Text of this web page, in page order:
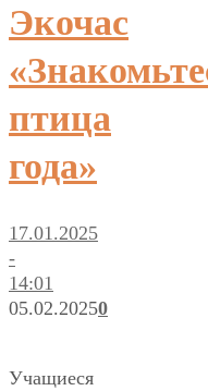
Экочас
птица
года»
17.01.2025
-
14:01
05.02.20250
Учащиеся